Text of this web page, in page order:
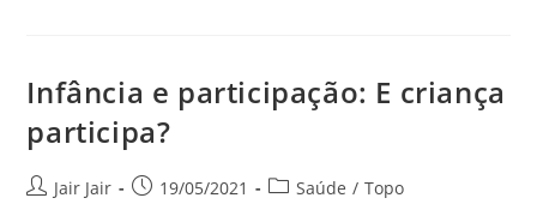
Infância e participação: E criança
participa?
Jair Jair 19/05/2021 Saúde / Topo